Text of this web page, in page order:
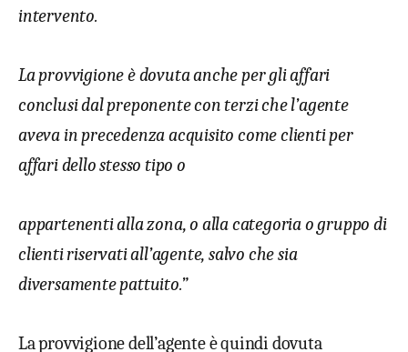
intervento.
La provvigione è dovuta anche per gli affari
conclusi dal preponente con terzi che l’agente
aveva in precedenza acquisito come clienti per
affari dello stesso tipo o
appartenenti alla zona, o alla categoria o gruppo di
clienti riservati all’agente, salvo che sia
diversamente pattuito.”
La provvigione dell’agente è quindi dovuta